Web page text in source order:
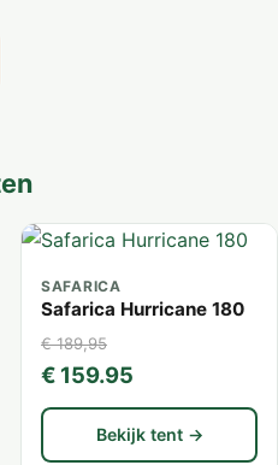
SAFARICA
Safarica Hurricane 180
€ 189,95
€ 159.95
Bekijk tent →